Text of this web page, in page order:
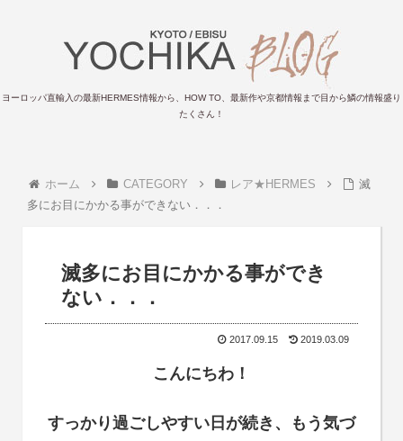
ヨーロッパ直輸入の最新HERMES情報から、HOW TO、最新作や京都情報まで目から鱗の情報盛り
たくさん！
ホーム CATEGORY レア★HERMES
滅
多にお目にかかる事ができない．．．
滅多にお目にかかる事ができ
ない．．．
2017.09.15 2019.03.09
こんにちわ！
すっかり過ごしやすい日が続き、もう気づ